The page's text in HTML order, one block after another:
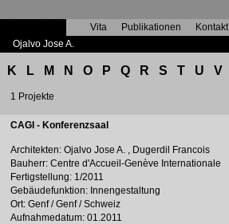
Vita Publikationen Kontakt
Ojalvo Jose A.
K L M N O P Q R S T U V
1 Projekte
CAGI - Konferenzsaal
Architekten: Ojalvo Jose A. , Dugerdil Francois
Bauherr: Centre d'Accueil-Genève Internationale
Fertigstellung: 1/2011
Gebäudefunktion: Innengestaltung
Ort: Genf / Genf / Schweiz
Aufnahmedatum: 01.2011